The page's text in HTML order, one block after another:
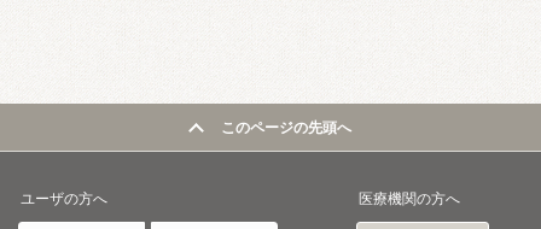
このページの先頭へ
ユーザの方へ 医療機関の方へ